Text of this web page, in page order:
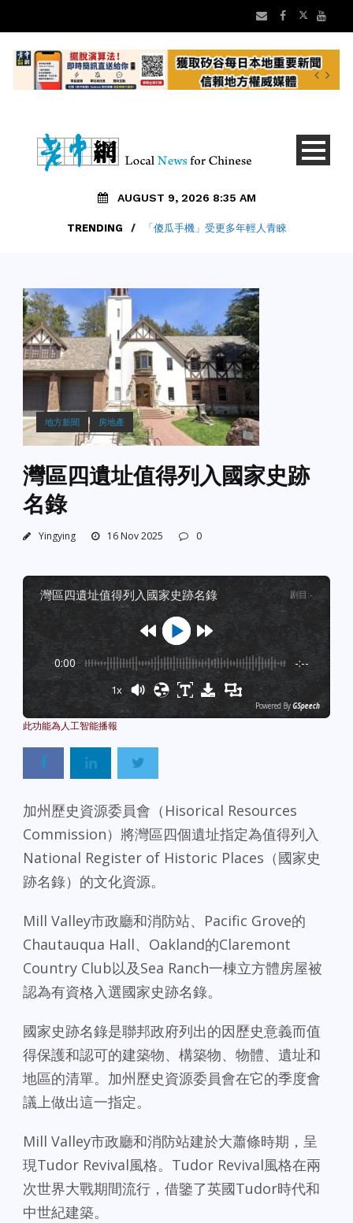
AUGUST 9, 2026 8:35 AM
TRENDING / 「傻瓜手機」受更多年輕人青睞
地方新聞 房地產
灣區四遺址值得列入國家史跡
名錄
Yingying 16 Nov 2025 0
灣區四遺址值得列入國家史跡名錄 剧目 :-
0:00 -:--
1x
Powered By GSpeech
加州歷史資源委員會（Hisorical Resources
Commission）將灣區四個遺址指定為值得列入
National Register of Historic Places（國家史
跡名錄）的文化資源。
Mill Valley市政廳和消防站、Pacific Grove的
Chautauqua Hall、Oakland的Claremont
Country Club以及Sea Ranch一棟立方體房屋被
認為有資格入選國家史跡名錄。
國家史跡名錄是聯邦政府列出的因歷史意義而值
得保護和認可的建築物、構築物、物體、遺址和
地區的清單。加州歷史資源委員會在它的季度會
議上做出這一指定。
Mill Valley市政廳和消防站建於大蕭條時期，呈
現Tudor Revival風格。Tudor Revival風格在兩
次世界大戰期間流行，借鑒了英國Tudor時代和
中世紀建築。